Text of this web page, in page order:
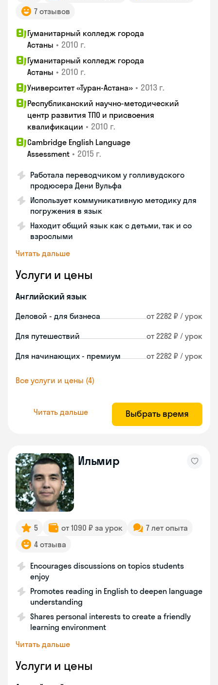
7 отзывов
Гуманитарный колледж города
Астаны • 2010 г.
Гуманитарный колледж города
Астаны • 2010 г.
Университет «Туран-Астана» • 2013 г.
Республиканский научно-методический
центр развития ТПО и присвоения
квалификации • 2010 г.
Cambridge English Language
Assessment • 2015 г.
Работала переводчиком у голливудского
продюсера Дени Вульфа
Использует коммуникативную методику для
погружения в язык
Находит общий язык как с детьми, так и со
взрослыми
Читать дальше
Услуги и цены
Английский язык
Деловой - для бизнеса от 2282 ₽ / урок
Для путешествий от 2282 ₽ / урок
Для начинающих - премиум от 2282 ₽ / урок
Все услуги и цены (4)
Читать дальше Выбрать время
Ильмир
5 от 1090 ₽ за урок
7 лет опыта
4 отзыва
Encourages discussions on topics students
enjoy
Promotes reading in English to deepen language
understanding
Shares personal interests to create a friendly
learning environment
Читать дальше
Услуги и цены